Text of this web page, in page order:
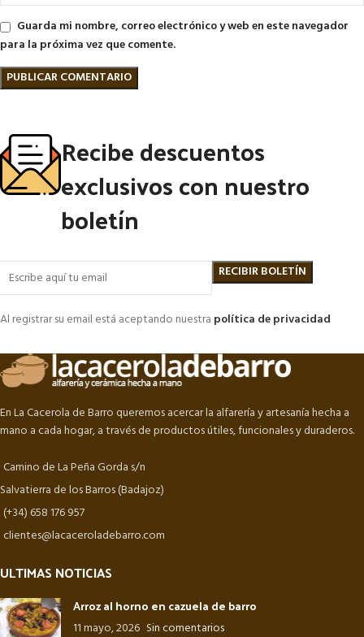
Guarda mi nombre, correo electrónico y web en este navegador
para la próxima vez que comente.
Recibe descuentos
exclusivos con nuestro
boletín
Al registrar su email está aceptando nuestra política de privacidad
En La Cacerola de Barro queremos acercar la alfarería y artesanía hecha a
mano a cada hogar, a través de productos útiles, funcionales y duraderos.
Camino de La Peña Gorda s/n
Salvatierra de los Barros (Badajoz)
(+34) 658 176 957
clientes@lacaceroladebarro.com
ULTIMAS NOTICIAS
Arroz al horno en cazuela de barro
11 mayo, 2026 Sin comentarios